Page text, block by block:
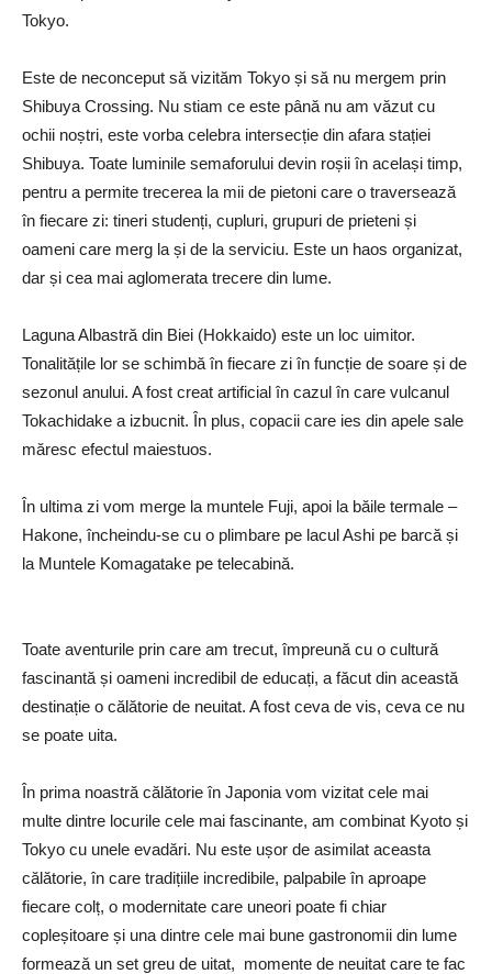
Tokyo.
Este de neconceput să vizităm Tokyo și să nu mergem prin
Shibuya Crossing. Nu stiam ce este până nu am văzut cu
ochii noștri, este vorba celebra intersecție din afara stației
Shibuya. Toate luminile semaforului devin roșii în același timp,
pentru a permite trecerea la mii de pietoni care o traversează
în fiecare zi: tineri studenți, cupluri, grupuri de prieteni și
oameni care merg la și de la serviciu. Este un haos organizat,
dar și cea mai aglomerata trecere din lume.
Laguna Albastră din Biei (Hokkaido) este un loc uimitor.
Tonalitățile lor se schimbă în fiecare zi în funcție de soare și de
sezonul anului. A fost creat artificial în cazul în care vulcanul
Tokachidake a izbucnit. În plus, copacii care ies din apele sale
măresc efectul maiestuos.
În ultima zi vom merge la muntele Fuji, apoi la băile termale –
Hakone, încheindu-se cu o plimbare pe lacul Ashi pe barcă și
la Muntele Komagatake pe telecabină.
Toate aventurile prin care am trecut, împreună cu o cultură
fascinantă și oameni incredibil de educați, a făcut din această
destinație o călătorie de neuitat. A fost ceva de vis, ceva ce nu
se poate uita.
În prima noastră călătorie în Japonia vom vizitat cele mai
multe dintre locurile cele mai fascinante, am combinat Kyoto și
Tokyo cu unele evadări. Nu este ușor de asimilat aceasta
călătorie, în care tradițiile incredibile, palpabile în aproape
fiecare colț, o modernitate care uneori poate fi chiar
copleșitoare și una dintre cele mai bune gastronomii din lume
formează un set greu de uitat, momente de neuitat care te fac